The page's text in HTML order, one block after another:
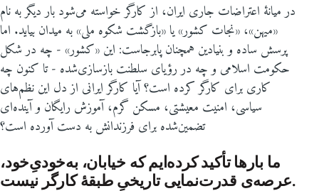
در میانۀ اعتراضات جاری ایران، از کارگر خواسته می‌شود بار دیگر به نام
«میهن»، «نجات کشور» یا «بازگشت شکوه ملی» به میدان بیاید. اما
پرسش ساده و بنیادین همچنان پابرجاست: این «کشور» - چه در شکل
حکومت اسلامی و چه در رؤیای سلطنت بازسازی‌شده - تا کنون چه
کاری برای کارگر کرده است؟ آیا کارگر ایرانی از دل این نظم‌های
سیاسی، امنیت معیشتی، مسکن گرم، آموزش رایگان و آینده‌ای
تضمین‌شده برای فرزندانش به دست آورده است؟
ما بارها تأکید کرده‌ایم که خیابان، به‌خودیِ‌خود،
عرصه‌ی قدرت‌نمایی تاریخیِ طبقۀ کارگر نیست.